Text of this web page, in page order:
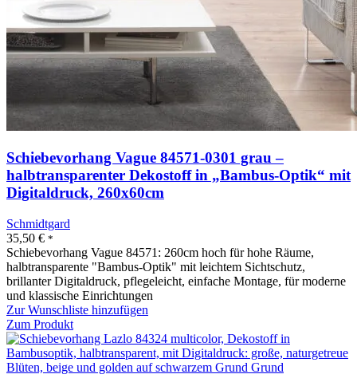
Schiebevorhang Vague 84571-0301 grau –
halbtransparenter Dekostoff in „Bambus-Optik“ mit
Digitaldruck, 260x60cm
Schmidtgard
35,50 € *
Schiebevorhang Vague 84571: 260cm hoch für hohe Räume,
halbtransparente "Bambus-Optik" mit leichtem Sichtschutz,
brillanter Digitaldruck, pflegeleicht, einfache Montage, für moderne
und klassische Einrichtungen
Zur Wunschliste hinzufügen
Zum Produkt